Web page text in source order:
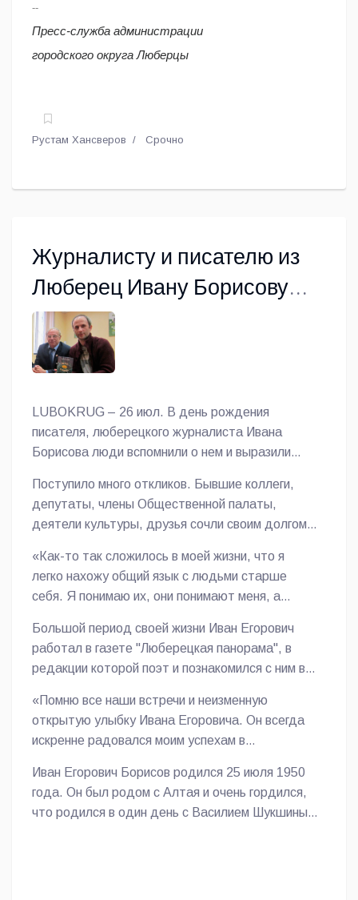
--
Пресс-служба администрации
городского округа Люберцы
Рустам Хансверов Срочно
Журналисту и писателю из
Люберец Ивану Борисову
исполнилось бы 76 лет…
LUBOKRUG – 26 июл. В день рождения
писателя, люберецкого журналиста Ивана
Борисова люди вспомнили о нем и выразили
корреспондент газеты «Люберецкий округ».
Поступило много откликов. Бывшие коллеги,
депутаты, члены Общественной палаты,
деятели культуры, друзья сочли своим долгом
каким он был человеком.
«Как-то так сложилось в моей жизни, что я
легко нахожу общий язык с людьми старше
себя. Я понимаю их, они понимают меня, а
надёжный фундамент для настоящей дружбы!
И дружить с такими людьми одно
удовольствие, и перенимать жизненный опыт,
как говорится, не грех. Одним из моих близких
старших товарищей был Иван Егорович
Борисов - прекрасный писатель-сказочник,
отзывчивый человек!», - пишет член Союза
писателей России Алексей Гушан.
Большой период своей жизни Иван Егорович
работал в газете "Люберецкая панорама", в
редакции которой поэт и познакомился с ним в
«Помню все наши встречи и неизменную
открытую улыбку Ивана Егоровича. Он всегда
искренне радовался моим успехам в
литературной жизни на страницах своей газеты,
организовывал творческие встречи и
презентации моих книг в рамках "Школы
Иван Егорович Борисов родился 25 июля 1950
года. Он был родом с Алтая и очень гордился,
что родился в один день с Василием Шукшиным